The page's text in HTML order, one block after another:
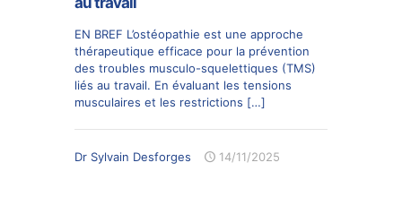
EN BREF L’ostéopathie est une approche
thérapeutique efficace pour la prévention
des troubles musculo-squelettiques (TMS)
liés au travail. En évaluant les tensions
musculaires et les restrictions […]
Dr Sylvain Desforges 14/11/2025